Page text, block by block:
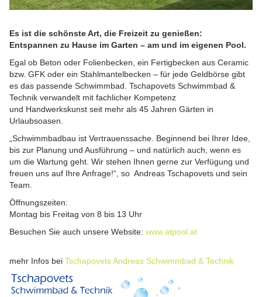
Es ist die schönste Art, die Freizeit zu genießen:
Entspannen zu Hause im Garten – am und im eigenen Pool.
Egal ob Beton oder Folienbecken, ein Fertigbecken aus Ceramic
bzw. GFK oder ein Stahlmantelbecken – für jede Geldbörse gibt
es das passende Schwimmbad. Tschapovets Schwimmbad &
Technik verwandelt mit fachlicher Kompetenz
und Handwerkskunst seit mehr als 45 Jahren Gärten in
Urlaubsoasen.
„Schwimmbadbau ist Vertrauenssache. Beginnend bei Ihrer Idee,
bis zur Planung und Ausführung – und natürlich auch, wenn es
um die Wartung geht. Wir stehen Ihnen gerne zur Verfügung und
freuen uns auf Ihre Anfrage!“, so Andreas Tschapovets und sein
Team.
Öffnungszeiten:
Montag bis Freitag von 8 bis 13 Uhr
Besuchen Sie auch unsere Website: www.atpool.at
mehr Infos bei Tschapovets Andreas Schwimmbad & Technik